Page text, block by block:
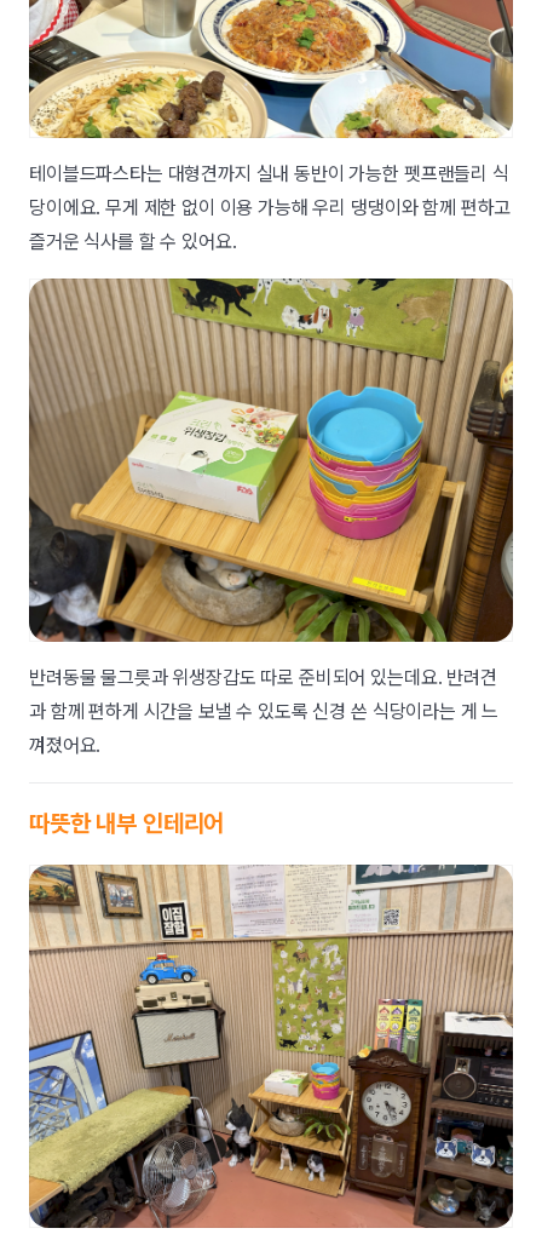
테이블드파스타는 대형견까지 실내 동반이 가능한 펫프랜들리 식
당이에요. 무게 제한 없이 이용 가능해 우리 댕댕이와 함께 편하고
즐거운 식사를 할 수 있어요.
반려동물 물그릇과 위생장갑도 따로 준비되어 있는데요. 반려견
과 함께 편하게 시간을 보낼 수 있도록 신경 쓴 식당이라는 게 느
껴졌어요.
따뜻한 내부 인테리어